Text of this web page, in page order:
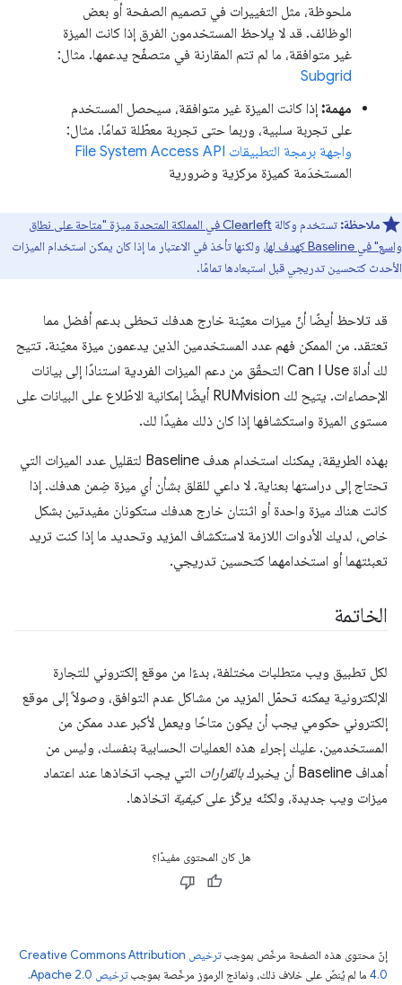
ملحوظة، مثل التغييرات في تصميم الصفحة أو بعض
الوظائف. قد لا يلاحظ المستخدمون الفرق إذا كانت الميزة
غير متوافقة، ما لم تتم المقارنة في متصفّح يدعمها. مثال:
Subgrid
مهمة: إذا كانت الميزة غير متوافقة، سيحصل المستخدم
على تجربة سلبية، وربما حتى تجربة معطّلة تمامًا. مثال:
واجهة برمجة التطبيقات File System Access API
المستخدَمة كميزة مركزية وضرورية
ملاحظة: تستخدم وكالة
Clearleft في المملكة المتحدة ميزة "متاحة على نطاق
واسع" في Baseline كهدف لها
، ولكنها تأخذ في الاعتبار ما إذا كان يمكن استخدام الميزات
الأحدث كتحسين تدريجي قبل استبعادها تمامًا.
قد تلاحظ أيضًا أنّ ميزات معيّنة خارج هدفك تحظى بدعم أفضل مما
تعتقد. من الممكن فهم عدد المستخدمين الذين يدعمون ميزة معيّنة. تتيح
لك أداة Can I Use التحقّق من دعم الميزات الفردية استنادًا إلى بيانات
الإحصاءات. يتيح لك RUMvision أيضًا إمكانية الاطّلاع على البيانات على
مستوى الميزة واستكشافها إذا كان ذلك مفيدًا لك.
بهذه الطريقة، يمكنك استخدام هدف Baseline لتقليل عدد الميزات التي
تحتاج إلى دراستها بعناية. لا داعي للقلق بشأن أي ميزة ضِمن هدفك. إذا
كانت هناك ميزة واحدة أو اثنتان خارج هدفك ستكونان مفيدتين بشكل
خاص، لديك الأدوات اللازمة لاستكشاف المزيد وتحديد ما إذا كنت تريد
تعبئتهما أو استخدامهما كتحسين تدريجي.
الخاتمة
لكل تطبيق ويب متطلبات مختلفة، بدءًا من موقع إلكتروني للتجارة
الإلكترونية يمكنه تحمّل المزيد من مشاكل عدم التوافق، وصولاً إلى موقع
إلكتروني حكومي يجب أن يكون متاحًا ويعمل لأكبر عدد ممكن من
المستخدمين. عليك إجراء هذه العمليات الحسابية بنفسك، وليس من
أهداف Baseline أن يخبرك
بالقرارات التي يجب اتخاذها عند اعتماد
ميزات ويب جديدة، ولكنّه يركّز علىكيفية اتخاذها.
هل كان المحتوى مفيدًا؟
إنّ محتوى هذه الصفحة مرخّص بموجب
ترخيص Creative Commons Attribution
4.0‏ ما لم يُنصّ على خلاف ذلك، ونماذج الرموز مرخّصة بموجبترخيص Apache 2.0‏
.